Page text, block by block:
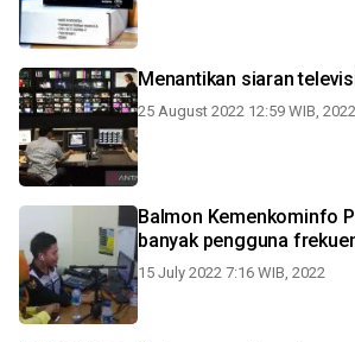
Menantikan siaran
25 August 2022 12:59 WIB, 2022
Balmon Kemenkominfo
banyak pengguna
15 July 2022 7:16 WIB, 2022